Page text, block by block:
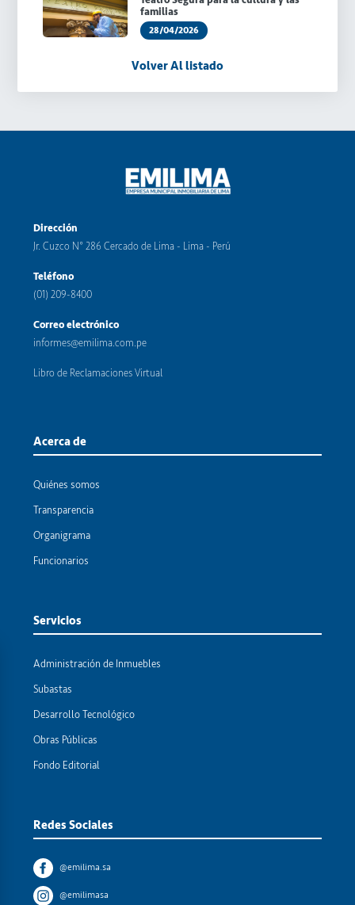
familias
28/04/2026
Volver Al listado
Dirección
Jr. Cuzco N° 286 Cercado de Lima - Lima - Perú
Teléfono
(01) 209-8400
Correo electrónico
informes@emilima.com.pe
Libro de Reclamaciones Virtual
Acerca de
Quiénes somos
Transparencia
Organigrama
Funcionarios
Servicios
Administración de Inmuebles
Subastas
Desarrollo Tecnológico
Obras Públicas
Fondo Editorial
Redes Sociales
@emilima.sa
@emilimasa